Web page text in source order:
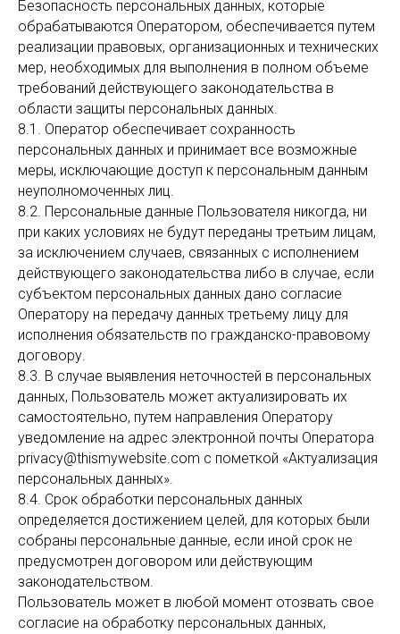
Безопасность персональных данных, которые
обрабатываются Оператором, обеспечивается путем
реализации правовых, организационных и технических
мер, необходимых для выполнения в полном объеме
требований действующего законодательства в
области защиты персональных данных.
8.1. Оператор обеспечивает сохранность
персональных данных и принимает все возможные
меры, исключающие доступ к персональным данным
неуполномоченных лиц.
8.2. Персональные данные Пользователя никогда, ни
при каких условиях не будут переданы третьим лицам,
за исключением случаев, связанных с исполнением
действующего законодательства либо в случае, если
субъектом персональных данных дано согласие
Оператору на передачу данных третьему лицу для
исполнения обязательств по гражданско-правовому
договору.
8.3. В случае выявления неточностей в персональных
данных, Пользователь может актуализировать их
самостоятельно, путем направления Оператору
уведомление на адрес электронной почты Оператора
privacy@thismywebsite.com с пометкой «Актуализация
персональных данных».
8.4. Срок обработки персональных данных
определяется достижением целей, для которых были
собраны персональные данные, если иной срок не
предусмотрен договором или действующим
законодательством.
Пользователь может в любой момент отозвать свое
согласие на обработку персональных данных,